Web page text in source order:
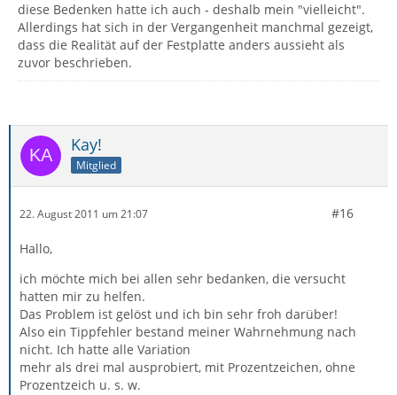
diese Bedenken hatte ich auch - deshalb mein "vielleicht".
Allerdings hat sich in der Vergangenheit manchmal gezeigt,
dass die Realität auf der Festplatte anders aussieht als
zuvor beschrieben.
Kay!
Mitglied
22. August 2011 um 21:07 #16
Hallo,
ich möchte mich bei allen sehr bedanken, die versucht
hatten mir zu helfen.
Das Problem ist gelöst und ich bin sehr froh darüber!
Also ein Tippfehler bestand meiner Wahrnehmung nach
nicht. Ich hatte alle Variation
mehr als drei mal ausprobiert, mit Prozentzeichen, ohne
Prozentzeich u. s. w.